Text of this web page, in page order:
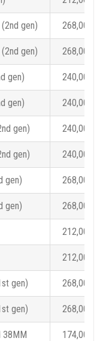
gen) 268,00 €
gen) 268,00 €
gen) 240,00 €
gen) 240,00 €
gen) 240,00 €
gen) 240,00 €
gen) 268,00 €
gen) 268,00 €
212,00 €
212,00 €
gen) 268,00 €
gen) 268,00 €
38MM 174,00 €